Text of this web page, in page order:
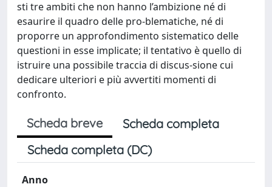
sti tre ambiti che non hanno l’ambizione né di
esaurire il quadro delle pro-blematiche, né di
proporre un approfondimento sistematico delle
questioni in esse implicate; il tentativo è quello di
istruire una possibile traccia di discus-sione cui
dedicare ulteriori e più avvertiti momenti di
confronto.
Scheda breve
Scheda completa
Scheda completa (DC)
Anno